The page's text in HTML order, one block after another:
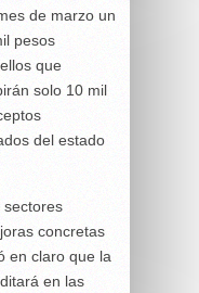
de marzo un
pesos
que
solo 10 mil
del estado
sectores
concretas
en claro que la
en las